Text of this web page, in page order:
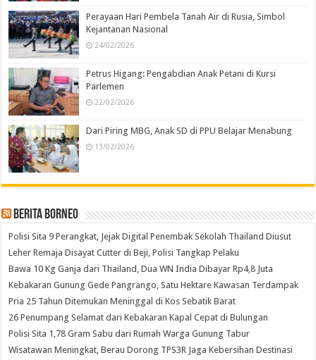
Perayaan Hari Pembela Tanah Air di Rusia, Simbol
Kejantanan Nasional
24/02/2026
Petrus Higang: Pengabdian Anak Petani di Kursi
Parlemen
22/02/2026
Dari Piring MBG, Anak SD di PPU Belajar Menabung
13/02/2026
Berita Borneo
Polisi Sita 9 Perangkat, Jejak Digital Penembak Sekolah Thailand Diusut
Leher Remaja Disayat Cutter di Beji, Polisi Tangkap Pelaku
Bawa 10 Kg Ganja dari Thailand, Dua WN India Dibayar Rp4,8 Juta
Kebakaran Gunung Gede Pangrango, Satu Hektare Kawasan Terdampak
Pria 25 Tahun Ditemukan Meninggal di Kos Sebatik Barat
26 Penumpang Selamat dari Kebakaran Kapal Cepat di Bulungan
Polisi Sita 1,78 Gram Sabu dari Rumah Warga Gunung Tabur
Wisatawan Meningkat, Berau Dorong TPS3R Jaga Kebersihan Destinasi